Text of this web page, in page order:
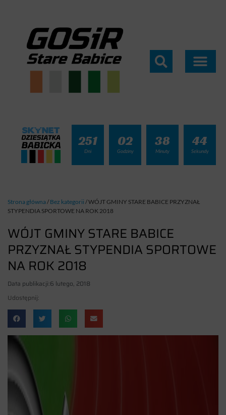
251
Dni
02
Godziny
38
Minuty
43
Sekundy
Strona główna/ Bez kategorii /WÓJT GMINY STARE BABICE PRZYZNAŁ
STYPENDIA SPORTOWE NA ROK 2018
WÓJT GMINY STARE BABICE
PRZYZNAŁ STYPENDIA SPORTOWE
NA ROK 2018
Data publikacji:6 lutego, 2018
Udostępnij: